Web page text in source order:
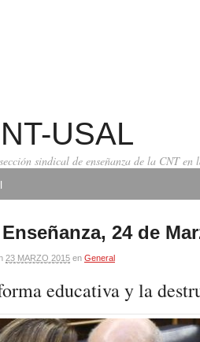
USAL
sindical de enseñanza de la CNT en
24 de
23 MARZO 2015 en General
educativa y la